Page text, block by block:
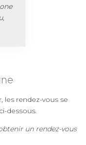
les rendez-vous se
dessous.
un rendez-vous